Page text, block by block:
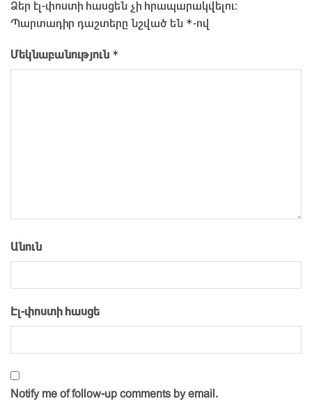
Ձեր էլ-փոստի հասցեն չի հրապարակվելու։
Պարտադիր դաշտերը նշված են *-ով
Մեկնաբանություն *
Անուն
Էլ-փոստի հասցե
Notify me of follow-up comments by email.